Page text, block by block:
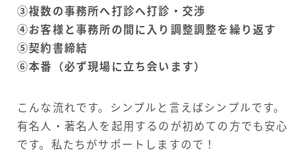
③複数の事務所へ打診へ打診・交渉
④お客様と事務所の間に入り調整調整を繰り返す
⑤契約書締結
⑥本番（必ず現場に立ち会います）
こんな流れです。シンプルと言えばシンプルです。
有名人・著名人を起用するのが初めての方でも安心
です。私たちがサポートしますので！